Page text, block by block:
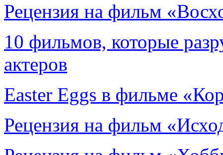
Рецензия на фильм
10 фильмов, которые
актеров
Easter Eggs в фильме
Рецензия на фильм